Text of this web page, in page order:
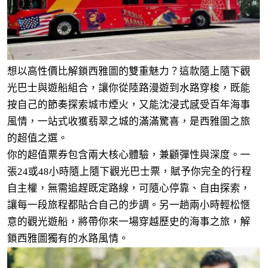
想以高性價比解鎖西雅圖的雙重魅力？這款隨上隨下觀
光巴士與遊船組合，讓你從陸路漫遊到水路穿梭，既能
按自己的節奏探索城市煙火，又能沈浸式感受百年海事
風情，一站式收獲翡翠之城的滿滿驚喜，是西雅圖之旅
的超值之選。
你的超值票券包含兩大核心體驗，兼顧彈性與深度。一
張24或48小時隨上隨下觀光巴士票，賦予你完全的行程
自主權，無需追趕既定路線，可隨心停靠、自由探索，
讓每一段旅程都貼合自己的步調。另一趟兩小時輕松愜
意的觀光遊船，將帶你來一場穿越歷史的海事之旅，解
鎖西雅圖獨有的水路風情。